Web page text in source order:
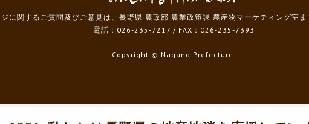
に関するご質問及びご意見は、長野県 農政部 農業政策課 農産物マーケティング室ま
電話：026-235-7217 / FAX：026-235-7393
Copyright © Nagano Prefecture.